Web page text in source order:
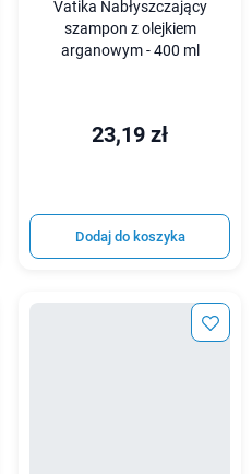
Vatika Nabłyszczający
szampon z olejkiem
arganowym - 400 ml
23,19 zł
Dodaj do koszyka